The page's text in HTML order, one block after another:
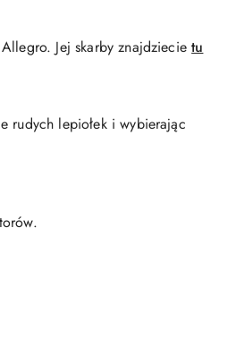
Jej skarby znajdziecietu
rudych lepiołek i wybierając